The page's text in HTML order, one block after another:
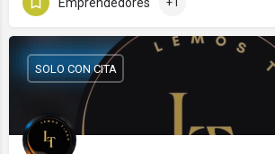
SOLO CON CITA